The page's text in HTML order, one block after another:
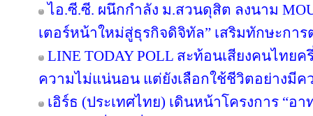
ไอ.ซี.ซี. ผนึกกำลัง ม.สวนดุสิต ลงนาม
เตอร์หน้าใหม่สู่ธุรกิจดิจิทัล” เสริมทักษะกา
LINE TODAY POLL สะท้อนเสียงคนไทย
ความไม่แน่นอน แต่ยังเลือกใช้ชีวิตอย่างมีค
เอิร์ธ (ประเทศไทย) เดินหน้าโครงการ “อ